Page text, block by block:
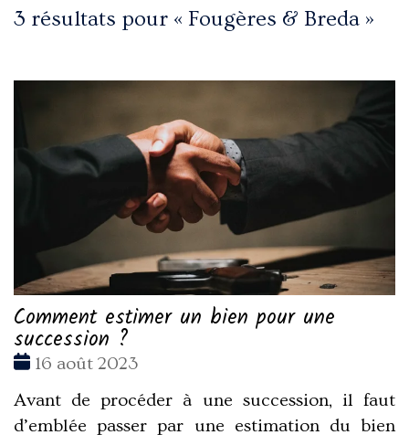
3 résultats pour « Fougères & Breda »
Comment estimer un bien pour une
succession ?
Date
16 août 2023
Avant de procéder à une succession, il faut
d’emblée passer par une estimation du bien